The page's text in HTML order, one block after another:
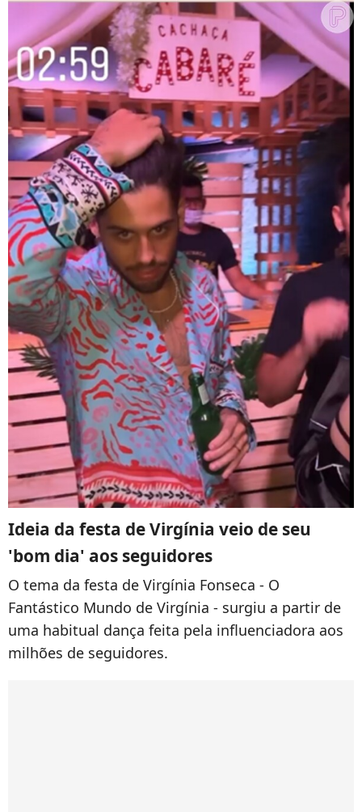
Ideia da festa de Virgínia veio de seu
'bom dia' aos seguidores
O tema da festa de Virgínia Fonseca - O
Fantástico Mundo de Virgínia - surgiu a partir de
uma habitual dança feita pela influenciadora aos
milhões de seguidores.